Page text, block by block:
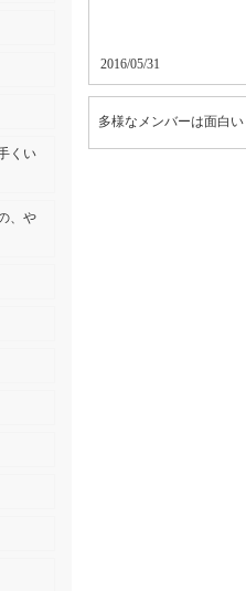
2016/05/31
多様なメンバーは面白い
くい
、や